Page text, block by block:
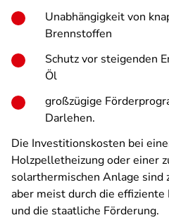
Unabhängigkeit von
Brennstoffen
Schutz vor steigenden
Öl
großzügige
Darlehen.
Die Investitionskosten bei
Holzpelletheizung oder einer
solarthermischen Anlage sind
aber meist durch die
und die staatliche Förderung.